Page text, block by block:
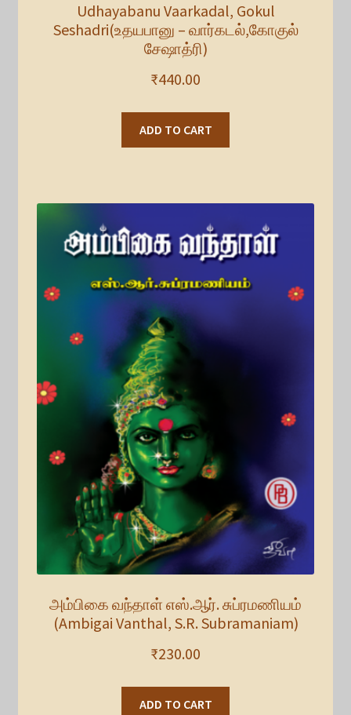
Udhayabanu Vaarkadal, Gokul
Seshadri(உதயபானு – வார்கடல்,கோகுல்
சேஷாத்ரி)
₹440.00
ADD TO CART
அம்பிகை வந்தாள் எஸ்.ஆர். சுப்ரமணியம்
(Ambigai Vanthal, S.R. Subramaniam)
₹230.00
ADD TO CART